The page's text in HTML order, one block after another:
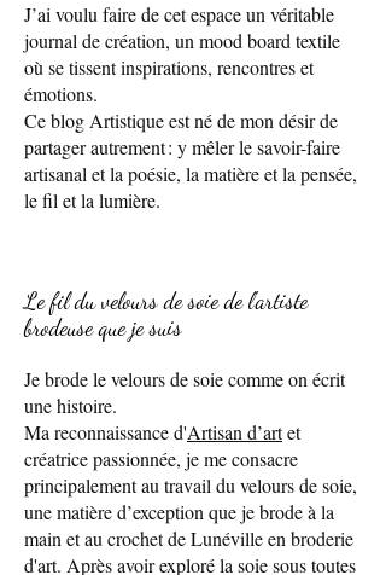
J’ai voulu faire de cet espace un véritable
journal de création, un mood board textile
où se tissent inspirations, rencontres et
émotions.
Ce blog Artistique est né de mon désir de
partager autrement : y mêler le savoir-faire
artisanal et la poésie, la matière et la pensée,
le fil et la lumière.
Le fil du velours de soie de l'artiste
brodeuse que je suis
Je brode le velours de soie comme on écrit
une histoire.
Ma reconnaissance d'Artisan d’artet
créatrice passionnée, je me consacre
principalement au travail du velours de soie,
une matière d’exception que je brode à la
main et au crochet de Lunéville en broderie
d'art. Après avoir exploré la soie sous toutes